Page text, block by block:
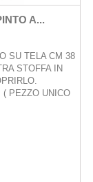
A...
SU TELA CM 38
STOFFA IN
( PEZZO UNICO